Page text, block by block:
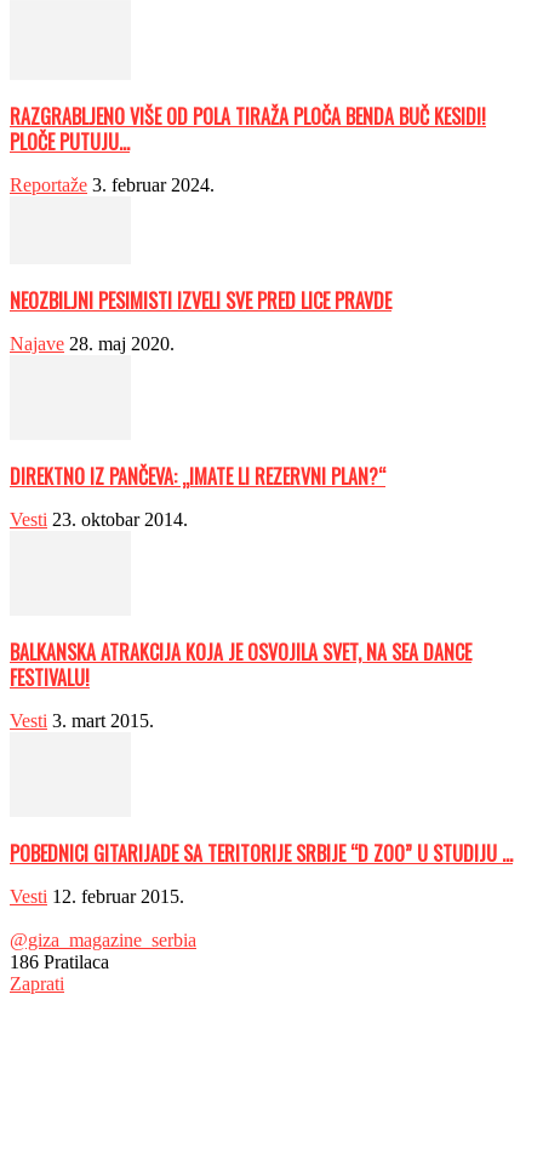
RAZGRABLJENO VIŠE OD POLA TIRAŽA PLOČA BENDA BUČ KESIDI!
PLOČE PUTUJU...
Reportaže 3. februar 2024.
NEOZBILJNI PESIMISTI IZVELI SVE PRED LICE PRAVDE
Najave 28. maj 2020.
DIREKTNO IZ PANČEVA: „IMATE LI REZERVNI PLAN?“
Vesti 23. oktobar 2014.
BALKANSKA ATRAKCIJA KOJA JE OSVOJILA SVET, NA SEA DANCE
FESTIVALU!
Vesti 3. mart 2015.
POBEDNICI GITARIJADE SA TERITORIJE SRBIJE “D ZOO” U STUDIJU ...
Vesti 12. februar 2015.
@giza_magazine_serbia
186 Pratilaca
Zaprati